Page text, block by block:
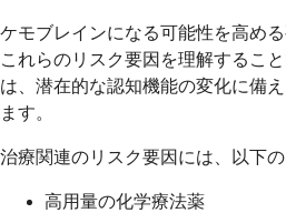
ケモブレインになる可能性を高め
これらのリスク要因を理解するこ
は、潜在的な認知機能の変化に備
ます。
治療関連のリスク要因には、以下
高用量の化学療法薬